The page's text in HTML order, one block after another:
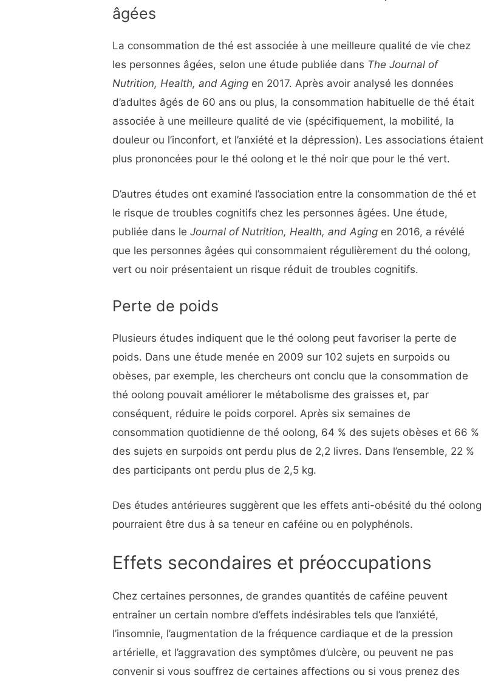
âgées
La consommation de thé est associée à une meilleure qualité de vie chez
les personnes âgées, selon une étude publiée dans The Journal of
Nutrition, Health, and Aging en 2017. Après avoir analysé les données
d’adultes âgés de 60 ans ou plus, la consommation habituelle de thé était
associée à une meilleure qualité de vie (spécifiquement, la mobilité, la
douleur ou l’inconfort, et l’anxiété et la dépression). Les associations étaient
plus prononcées pour le thé oolong et le thé noir que pour le thé vert.
D’autres études ont examiné l’association entre la consommation de thé et
le risque de troubles cognitifs chez les personnes âgées. Une étude,
publiée dans leJournal of Nutrition, Health, and Aging en 2016, a révélé
que les personnes âgées qui consommaient régulièrement du thé oolong,
vert ou noir présentaient un risque réduit de troubles cognitifs.
Perte de poids
Plusieurs études indiquent que le thé oolong peut favoriser la perte de
poids. Dans une étude menée en 2009 sur 102 sujets en surpoids ou
obèses, par exemple, les chercheurs ont conclu que la consommation de
thé oolong pouvait améliorer le métabolisme des graisses et, par
conséquent, réduire le poids corporel. Après six semaines de
consommation quotidienne de thé oolong, 64 % des sujets obèses et 66 %
des sujets en surpoids ont perdu plus de 2,2 livres. Dans l’ensemble, 22 %
des participants ont perdu plus de 2,5 kg.
Des études antérieures suggèrent que les effets anti-obésité du thé oolong
pourraient être dus à sa teneur en caféine ou en polyphénols.
Effets secondaires et préoccupations
Chez certaines personnes, de grandes quantités de caféine peuvent
entraîner un certain nombre d’effets indésirables tels que l’anxiété,
l’insomnie, l’augmentation de la fréquence cardiaque et de la pression
artérielle, et l’aggravation des symptômes d’ulcère, ou peuvent ne pas
convenir si vous souffrez de certaines affections ou si vous prenez des